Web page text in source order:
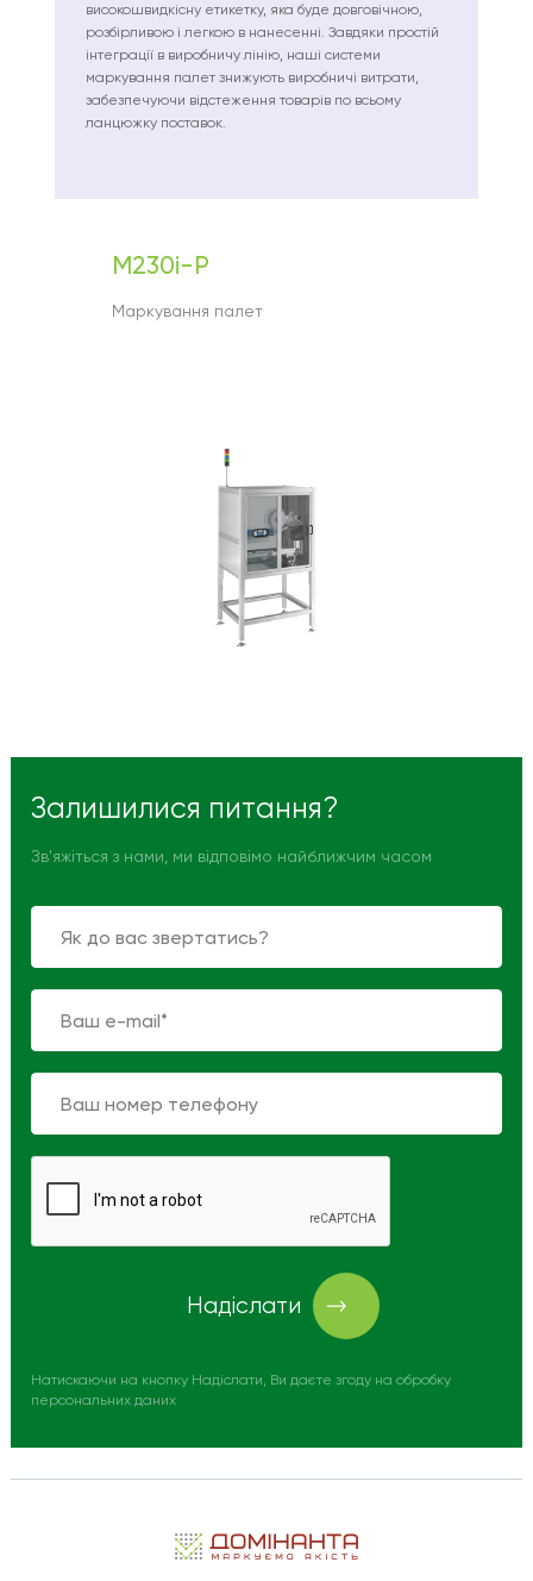
високошвидкісну етикетку, яка буде довговічною,
розбірливою і легкою в нанесенні. Завдяки простій
інтеграції в виробничу лінію, наші системи
маркування палет знижують виробничі витрати,
забезпечуючи відстеження товарів по всьому
ланцюжку поставок.
M230i-P
Маркування палет
Залишилися питання?
Зв'яжіться з нами, ми відповімо найближчим часом
Надіслати
Натискаючи на кнопку Надіслати, Ви даєте згоду на обробку
персональних даних